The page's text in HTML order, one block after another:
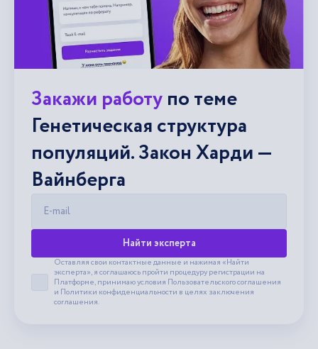
Закажи работупо теме
Генетическая структура
популяций. Закон Харди —
Вайнберга
Найти эксперта
Принять пользовательское соглашение
Оставляя свои контактные данные и нажимая «Найти
эксперта», я соглашаюсь пройти процедуру регистрации на
Платформе, принимаю условия Пользовательского соглашения
и Политики конфиденциальности в целях заключения
соглашения.